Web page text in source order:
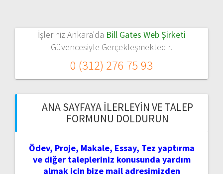
İşleriniz Ankara'da Bill Gates Web Şirketi
Güvencesiyle Gerçekleşmektedir.
0 (312) 276 75 93
ANA SAYFAYA İLERLEYIN VE TALEP
FORMUNU DOLDURUN
Ödev, Proje, Makale, Essay, Tez yaptırma
ve diğer talepleriniz konusunda yardım
almak için bize mail adresimizden